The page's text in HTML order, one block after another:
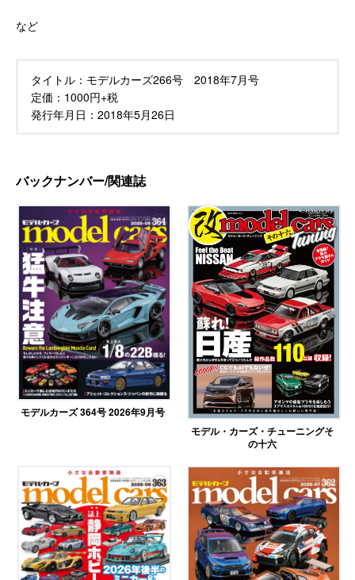
など
タイトル： モデルカーズ266号 2018年7月号
定価： 1000円+税
発行年月日： 2018年5月26日
バックナンバー/関連誌
モデルカーズ 364号 2026年9月号
モデル・カーズ・チューニングそ
の十六